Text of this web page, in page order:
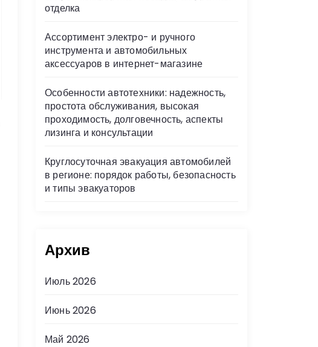
отделка
Ассортимент электро- и ручного
инструмента и автомобильных
аксессуаров в интернет-магазине
Особенности автотехники: надежность,
простота обслуживания, высокая
проходимость, долговечность, аспекты
лизинга и консультации
Круглосуточная эвакуация автомобилей
в регионе: порядок работы, безопасность
и типы эвакуаторов
Архив
Июль 2026
Июнь 2026
Май 2026